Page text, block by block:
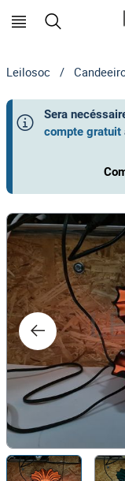
Leilosoc /
Sera
compte gratuit